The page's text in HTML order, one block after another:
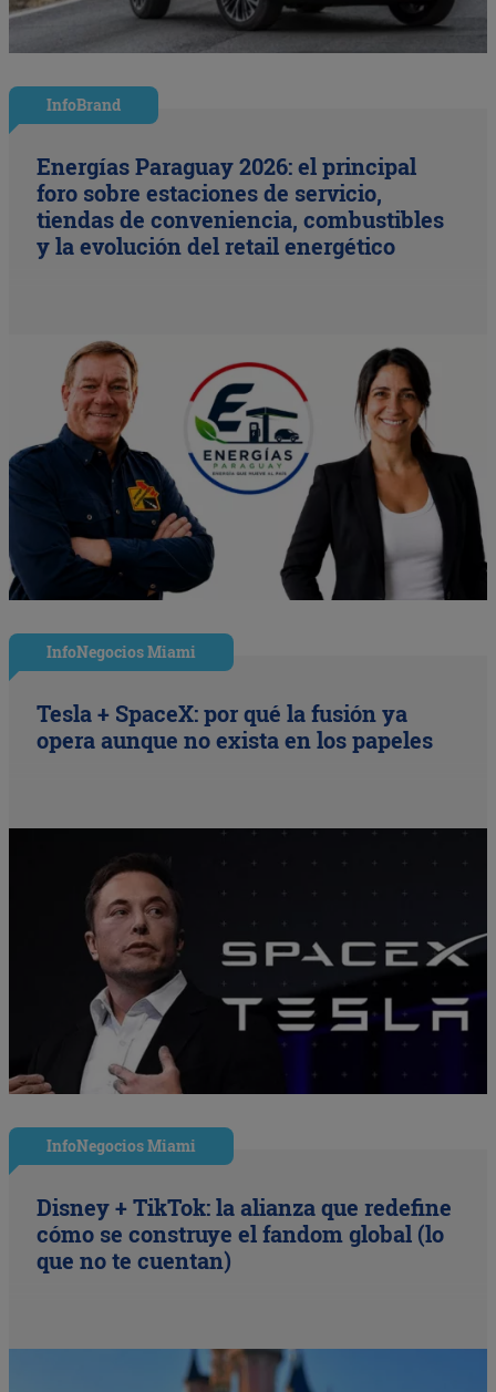
InfoBrand
Energías Paraguay 2026: el principal
foro sobre estaciones de servicio,
tiendas de conveniencia, combustibles
y la evolución del retail energético
InfoNegocios Miami
Tesla + SpaceX: por qué la fusión ya
opera aunque no exista en los papeles
InfoNegocios Miami
Disney + TikTok: la alianza que redefine
cómo se construye el fandom global (lo
que no te cuentan)